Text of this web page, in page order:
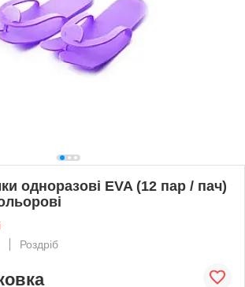
одноразові EVA (12 пар / пач)
Роздріб